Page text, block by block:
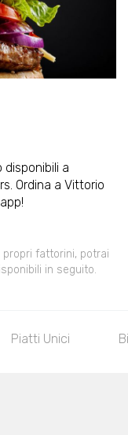
disponibili a
Ordina a Vittorio
fattorini, potrai
in seguito.
Piatti Unici